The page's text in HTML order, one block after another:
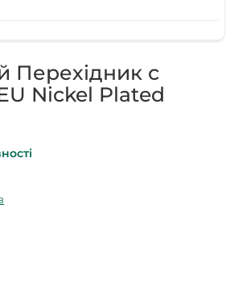
Перехідник с
Nickel Plated